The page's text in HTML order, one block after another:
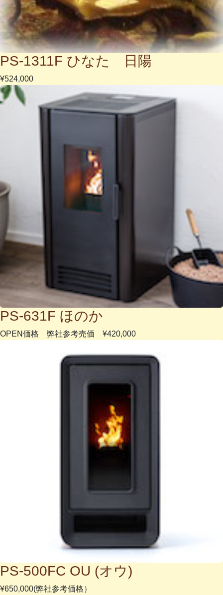
PS-1311F ひなた 日陽
¥524,000
PS-631F ほのか
OPEN価格 弊社参考売価 ¥420,000
PS-500FC OU (オウ)
¥650,000(弊社参考価格）